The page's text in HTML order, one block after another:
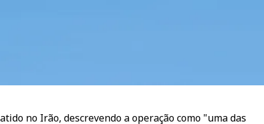
no Irão, descrevendo a operação como "uma das